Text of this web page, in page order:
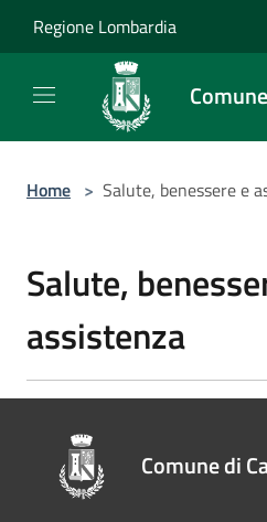
Regione Lombardia
Home > Salute, benessere e
Salute,
assistenza
Comune di